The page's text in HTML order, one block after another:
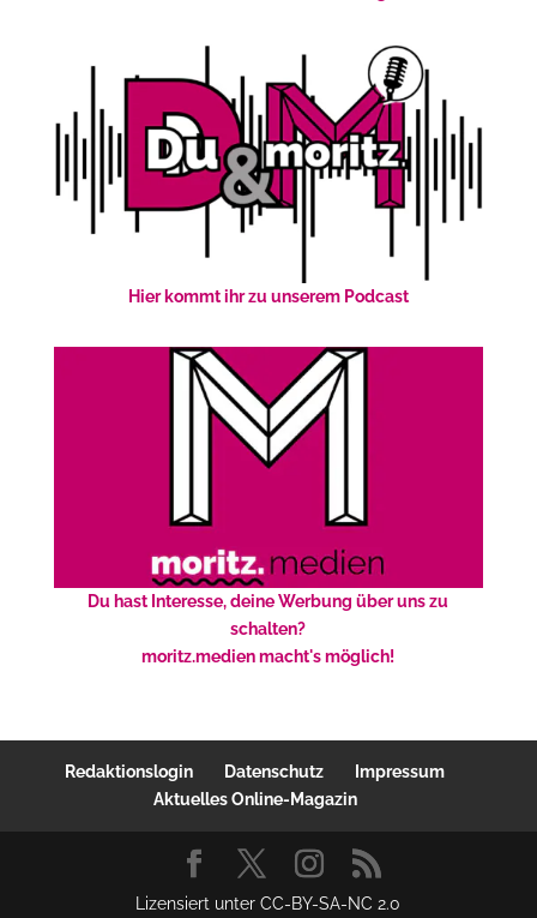
Hier kommt ihr zu unserem Podcast
Du hast Interesse, deine Werbung über uns zu
schalten?
moritz.medien macht's möglich!
Redaktionslogin Datenschutz
Impressum
Aktuelles Online-Magazin
Lizensiert unter CC-BY-SA-NC 2.0